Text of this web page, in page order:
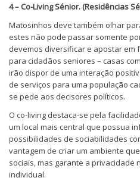
4 – Co-Living Sénior. (Residências
Matosinhos deve também olhar
estes não pode passar somente
devemos diversificar e apostar em
para cidadãos seniores – casas
irão dispor de uma interação
de serviços para uma população
se pede aos decisores políticos.
O co-living destaca-se pela
um local mais central que possua
possibilidades de sociabilidades
vantagem de criar um ambiente
sociais, mas garante a privacidade
individual.